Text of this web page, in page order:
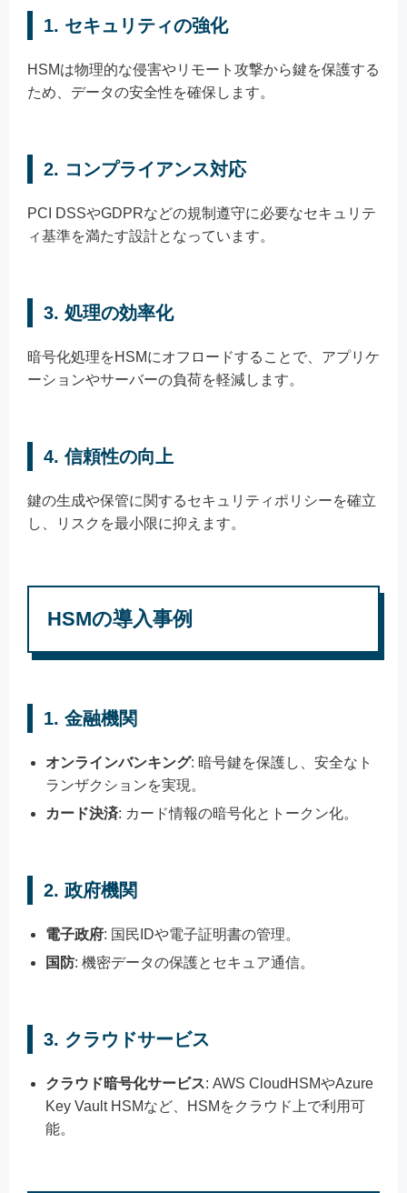
1. セキュリティの強化
HSMは物理的な侵害やリモート攻撃から鍵を保護する
ため、データの安全性を確保します。
2. コンプライアンス対応
PCI DSSやGDPRなどの規制遵守に必要なセキュリテ
ィ基準を満たす設計となっています。
3. 処理の効率化
暗号化処理をHSMにオフロードすることで、アプリケ
ーションやサーバーの負荷を軽減します。
4. 信頼性の向上
鍵の生成や保管に関するセキュリティポリシーを確立
し、リスクを最小限に抑えます。
HSMの導入事例
1. 金融機関
オンラインバンキング: 暗号鍵を保護し、安全なト
ランザクションを実現。
カード決済: カード情報の暗号化とトークン化。
2. 政府機関
電子政府: 国民IDや電子証明書の管理。
国防: 機密データの保護とセキュア通信。
3. クラウドサービス
クラウド暗号化サービス: AWS CloudHSMやAzure
Key Vault HSMなど、HSMをクラウド上で利用可
能。